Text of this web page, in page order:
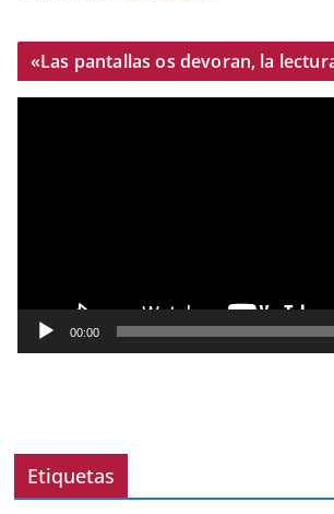
«Las pantallas os devoran, la
o
00:00
Etiquetas